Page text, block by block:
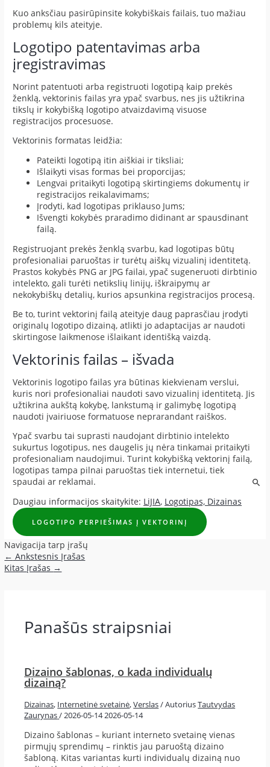
Kuo anksčiau pasirūpinsite kokybiškais failais, tuo mažiau
problemų kils ateityje.
Logotipo patentavimas arba
įregistravimas
Norint patentuoti arba registruoti logotipą kaip prekės
ženklą, vektorinis failas yra ypač svarbus, nes jis užtikrina
tikslų ir kokybišką logotipo atvaizdavimą visuose
registracijos procesuose.
Vektorinis formatas leidžia:
Pateikti logotipą itin aiškiai ir tiksliai;
Išlaikyti visas formas bei proporcijas;
Lengvai pritaikyti logotipą skirtingiems dokumentų ir
registracijos reikalavimams;
Įrodyti, kad logotipas priklauso Jums;
Išvengti kokybės praradimo didinant ar spausdinant
failą.
Registruojant prekės ženklą svarbu, kad logotipas būtų
profesionaliai paruoštas ir turėtų aiškų vizualinį identitetą.
Prastos kokybės PNG ar JPG failai, ypač sugeneruoti dirbtinio
intelekto, gali turėti netikslių linijų, iškraipymų ar
nekokybiškų detalių, kurios apsunkina registracijos procesą.
Be to, turint vektorinį failą ateityje daug paprasčiau įrodyti
originalų logotipo dizainą, atlikti jo adaptacijas ar naudoti
skirtingose laikmenose išlaikant identišką vaizdą.
Vektorinis failas – išvada
Vektorinis logotipo failas yra būtinas kiekvienam verslui,
kuris nori profesionaliai naudoti savo vizualinį identitetą. Jis
užtikrina aukštą kokybę, lankstumą ir galimybę logotipą
naudoti įvairiuose formatuose neprarandant raiškos.
Ypač svarbu tai suprasti naudojant dirbtinio intelekto
sukurtus logotipus, nes daugelis jų nėra tinkamai pritaikyti
profesionaliam naudojimui. Turint kokybišką vektorinį failą,
logotipas tampa pilnai paruoštas tiek internetui, tiek
spaudai ar reklamai.
Daugiau informacijos skaitykite: LiJIA, Logotipas, Dizainas
LOGOTIPO PERPIEŠIMAS Į VEKTORINĮ
Navigacija tarp įrašų
← Ankstesnis Įrašas
Kitas Įrašas →
Panašūs straipsniai
Dizaino šablonas, o kada individualų
dizainą?
Dizainas, Internetinė svetainė,Verslas/ AutoriusTautvydas
Zaurynas/2026-05-142026-05-14
Dizaino šablonas – kuriant interneto svetainę vienas
pirmųjų sprendimų – rinktis jau paruoštą dizaino
šabloną. Kitas variantas kurti individualų dizainą nuo